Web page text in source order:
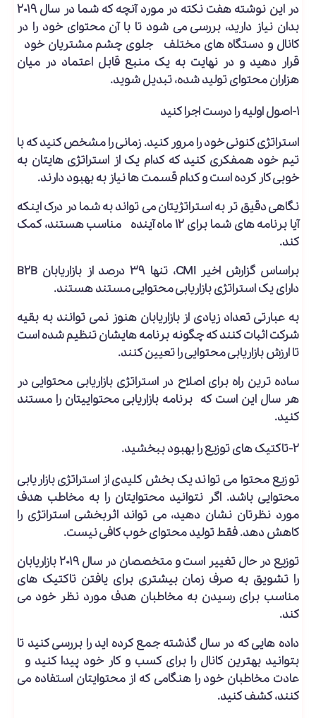
در این نوشته هفت نکته در مورد آنچه که شما در سال ۲۰۱۹
بدان نیاز دارید، بررسی می شود تا با آن محتوای خود را در
کانال و دستگاه های مختلف جلوی چشم مشتریان خود
قرار دهید و در نهایت به یک منبع قابل اعتماد در میان
هزاران محتوای تولید شده، تبدیل شوید.
۱-اصول اولیه را درست اجرا کنید
استراتژی کنونی خود را مرور کنید. زمانی را مشخص کنید که با
تیم خود همفکری کنید که کدام یک از استراتژی هایتان به
خوبی کار کرده است و کدام قسمت ها نیاز به بهبود دارند.
نگاهی دقیق تر به استراتژیتان می تواند به شما در درک اینکه
آیا برنامه های شما برای ۱۲ ماه آینده مناسب هستند، کمک
کند.
براساس گزارش اخیر CMI، تنها ۳۹ درصد از بازاریابان B2B
دارای یک استراتژی بازاریابی محتوایی مستند هستند.
به عبارتی تعداد زیادی از بازاریابان هنوز نمی توانند به بقیه
شرکت اثبات کنند که چگونه برنامه هایشان تنظیم شده است
تا ارزش بازاریابی محتوایی را تعیین کنند.
ساده ترین راه برای اصلاح در استراتژی بازاریابی محتوایی در
هر سال این است که برنامه بازاریابی محتواییتان را مستند
کنید.
۲-تاکتیک های توزیع را بهبود ببخشید.
توزیع محتوا می تواند یک بخش کلیدی از استراتژی بازاریابی
محتوایی باشد. اگر نتوانید محتوایتان را به مخاطب هدف
مورد نظرتان نشان دهید، می تواند اثربخشی استراتژی را
کاهش دهد. فقط تولید محتوای خوب کافی نیست.
توزیع در حال تغییر است و متخصصان در سال ۲۰۱۹ بازاریابان
را تشویق به صرف زمان بیشتری برای یافتن تاکتیک های
مناسب برای رسیدن به مخاطبان هدف مورد نظر خود می
کند.
داده هایی که در سال گذشته جمع کرده اید را بررسی کنید تا
بتوانید بهترین کانال را برای کسب و کار خود پیدا کنید و
عادت مخاطبان خود را هنگامی که از محتوایتان استفاده می
کنند، کشف کنید.